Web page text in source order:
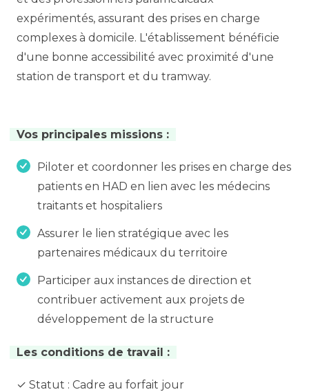
expérimentés, assurant des prises en charge
complexes à domicile. L'établissement bénéficie
d'une bonne accessibilité avec proximité d'une
station de transport et du tramway.
Vos principales missions :
Piloter et coordonner les prises en charge des
patients en HAD en lien avec les médecins
traitants et hospitaliers
Assurer le lien stratégique avec les
partenaires médicaux du territoire
Participer aux instances de direction et
contribuer activement aux projets de
développement de la structure
Les conditions de travail :
✓ Statut : Cadre au forfait jour